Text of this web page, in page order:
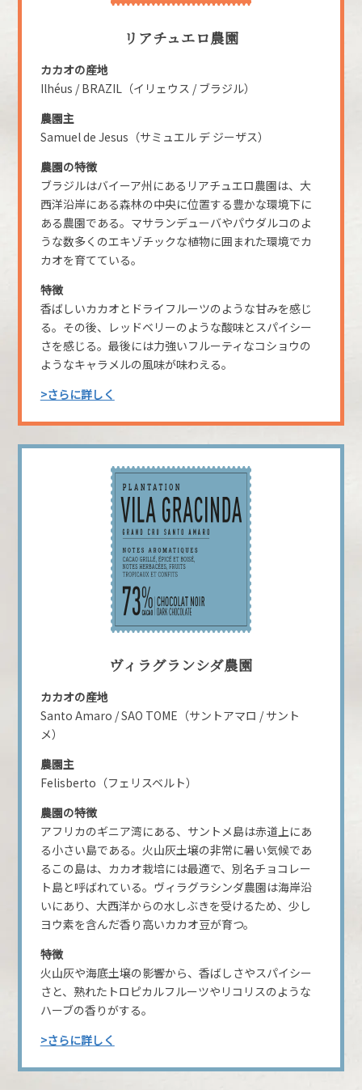
リアチュエロ農園
カカオの産地
Ilhéus / BRAZIL（イリェウス / ブラジル）
農園主
Samuel de Jesus（サミュエル デ ジーザス）
農園の特徴
ブラジルはバイーア州にあるリアチュエロ農園は、大
西洋沿岸にある森林の中央に位置する豊かな環境下に
ある農園である。マサランデューバやパウダルコのよ
うな数多くのエキゾチックな植物に囲まれた環境でカ
カオを育てている。
特徴
香ばしいカカオとドライフルーツのような甘みを感じ
る。その後、レッドベリーのような酸味とスパイシー
さを感じる。最後には力強いフルーティなコショウの
ようなキャラメルの風味が味わえる。
>さらに詳しく
ヴィラグランシダ農園
カカオの産地
Santo Amaro / SAO TOME（サントアマロ / サント
メ）
農園主
Felisberto（フェリスベルト）
農園の特徴
アフリカのギニア湾にある、サントメ島は赤道上にあ
る小さい島である。火山灰土壌の非常に暑い気候であ
るこの島は、カカオ栽培には最適で、別名チョコレー
ト島と呼ばれている。ヴィラグラシンダ農園は海岸沿
いにあり、大西洋からの水しぶきを受けるため、少し
ヨウ素を含んだ香り高いカカオ豆が育つ。
特徴
火山灰や海底土壌の影響から、香ばしさやスパイシー
さと、熟れたトロピカルフルーツやリコリスのような
ハーブの香りがする。
>さらに詳しく